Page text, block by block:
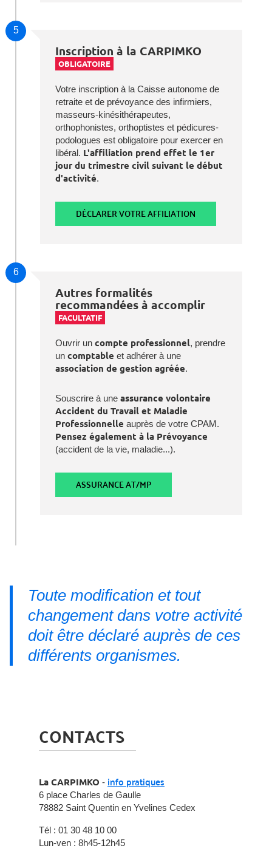
5
Inscription à la CARPIMKO
OBLIGATOIRE
Votre inscription à la Caisse autonome de
retraite et de prévoyance des infirmiers,
masseurs-kinésithérapeutes,
orthophonistes, orthoptistes et pédicures-
podologues est obligatoire pour exercer en
libéral. L'affiliation prend effet le 1er
jour du trimestre civil suivant le début
d'activité.
DÉCLARER VOTRE AFFILIATION
6
Autres formalités
recommandées à accomplir
FACULTATIF
Ouvrir un compte professionnel, prendre
un comptable et adhérer à une
association de gestion agréée.
Souscrire à une assurance volontaire
Accident du Travail et Maladie
Professionnelle auprès de votre CPAM.
Pensez également à la Prévoyance
(accident de la vie, maladie...).
ASSURANCE AT/MP
Toute modification et tout
changement dans votre activité
doit être déclaré auprès de ces
différents organismes.
CONTACTS
La CARPIMKO - info pratiques
6 place Charles de Gaulle
78882 Saint Quentin en Yvelines Cedex
Tél : 01 30 48 10 00
Lun-ven : 8h45-12h45